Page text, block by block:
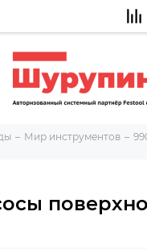
Мир инструментов